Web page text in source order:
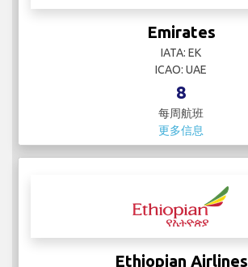
Emirates
IATA: EK
ICAO: UAE
8
每周航班
更多信息
Ethiopian Airlines